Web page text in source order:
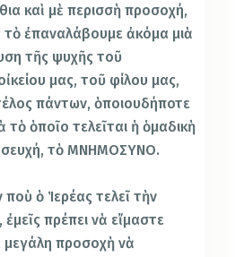
καὶ μὲ περισσὴ προσοχή,
ἐπαναλάβουμε ἀκόμα μιὰ
τῆς ψυχῆς τοῦ
μας, τοῦ φίλου μας,
πάντων, ὁποιουδήποτε
ὁποῖο τελεῖται ἡ ὁμαδικὴ
τὸ ΜΝΗΜΟΣΥΝΟ.
ὁ Ἱερέας τελεῖ τὴν
πρέπει νὰ εἴμαστε
μεγάλη προσοχὴ νὰ